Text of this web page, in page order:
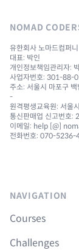
NOMAD
유한회사 노마드컴퍼니
대표: 박인
개인정보책임관리자:
사업자번호: 301-88-
주소: 서울시 마포구
-
원격평생교육원: 서울
통신판매업 신고번호
이메일: help [@]
전화번호: 070-5236-
NAVIGATION
Courses
Challenges